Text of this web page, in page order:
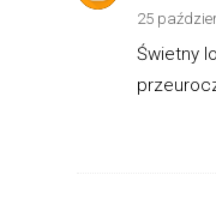
25
Świetny